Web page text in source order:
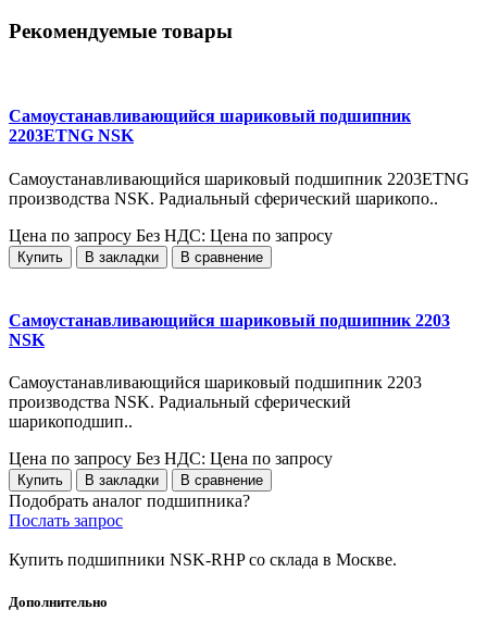
Рекомендуемые товары
Самоустанавливающийся шариковый подшипник
2203ETNG NSK
Самоустанавливающийся шариковый подшипник 2203ETNG
производства NSK. Радиальный сферический шарикопо..
Цена по запросу Без НДС: Цена по запросу
Купить В закладки В сравнение
Самоустанавливающийся шариковый подшипник 2203
NSK
Самоустанавливающийся шариковый подшипник 2203
производства NSK. Радиальный сферический
шарикоподшип..
Цена по запросу Без НДС: Цена по запросу
Купить В закладки В сравнение
Подобрать аналог подшипника?
Послать запрос
Купить подшипники NSK-RHP со склада в Москве.
Дополнительно